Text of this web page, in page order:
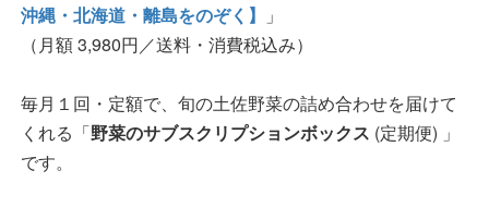
沖縄・北海道・離島をのぞく】
」
（月額 3,980円／送料・消費税込み）
毎月１回・定額で、旬の土佐野菜の詰め合わせを届けて
くれる「野菜のサブスクリプションボックス (定期便) 」
です。